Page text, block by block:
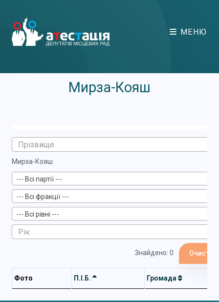
МЕНЮ
Мирза-Кояш
Мирза-Кояш
--- Всі партії ---
--- Всі фракції ---
--- Всі рівні ---
Знайдено: 0
Фото П.І.Б. Громада